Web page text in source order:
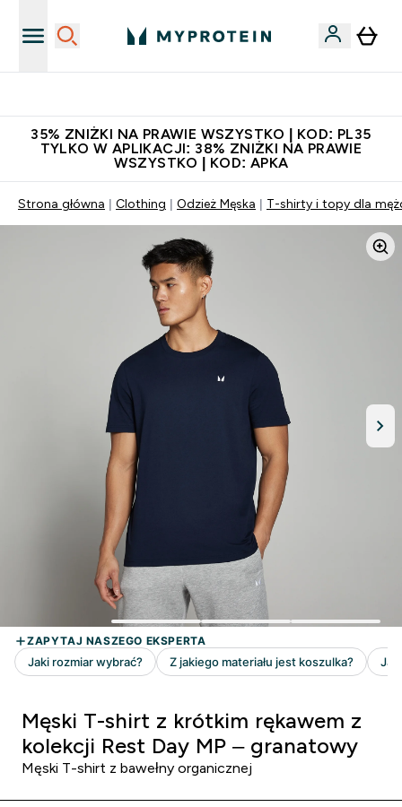
35% ZNIŻKI NA PRAWIE WSZYSTKO | KOD: PL35
TYLKO W APLIKACJI: 38% ZNIŻKI NA PRAWIE
WSZYSTKO | KOD: APKA
Strona główna Clothing Odzież Męska T-shirty i topy dla
Męski T-shirt z krótkim rękawem z
kolekcji Rest Day MP – granatowy
Męski T-shirt z bawełny organicznej